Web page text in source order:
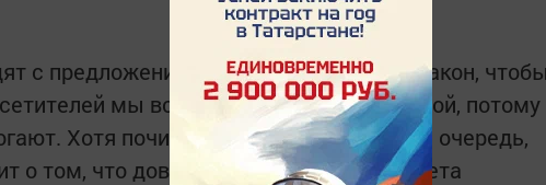
с предложениями внести поправки в закон,
мы встречаем с особой теплотой, потому
Хотя почитателей много, мы видим очередь,
о том, что доверие к депутатам Госсовета